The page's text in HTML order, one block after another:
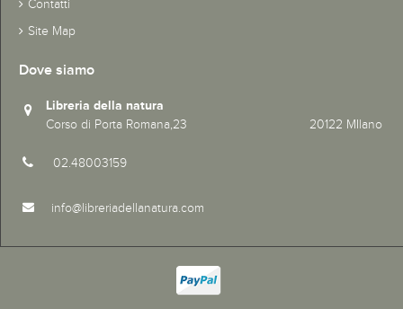
Contatti
Site Map
Dove siamo
Libreria della natura
Corso di Porta Romana,23 20122 MIlano
02.48003159
info@libreriadellanatura.com